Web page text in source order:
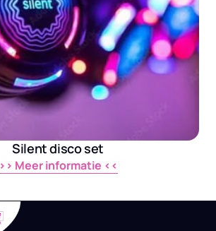
Silent disco set
>> Meer informatie <<